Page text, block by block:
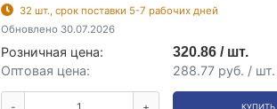
32 шт., срок поставки 5-7 рабочих дней
Обновлено 30.07.2026
Розничная цена:
320.86 / шт.
Оптовая цена:
288.77 руб. / шт.
КУПИТЬ